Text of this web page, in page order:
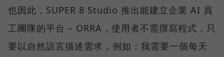
也因此，SUPER 8 Studio 推出能建立企業 AI 員
工團隊的平台 – ORRA，使用者不需撰寫程式，只
要以自然語言描述需求，例如：我需要一個每天